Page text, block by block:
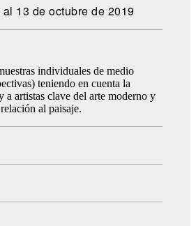
13 de octubre de 2019
individuales de medio
teniendo en cuenta la
a artistas clave del arte moderno y
al paisaje.